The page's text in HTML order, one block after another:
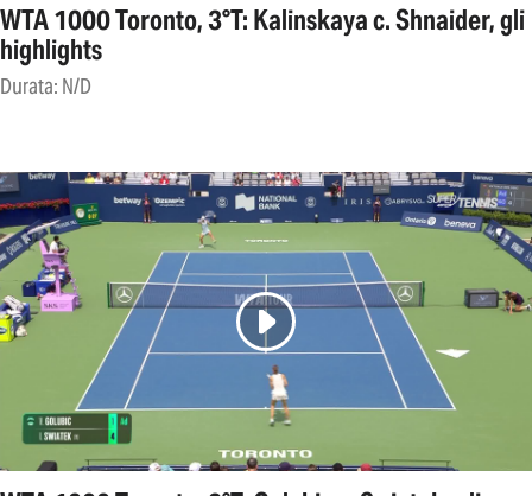
WTA 1000 Toronto, 3°T: Kalinskaya c. Shnaider, gli
highlights
Durata: N/D